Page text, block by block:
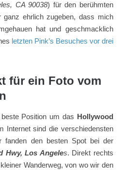
CA 90038) für den berühmten
ehrlich zugeben, dass mich
hat und geschmacklich
letzten Pink’s Besuches vor drei
für ein Foto vom
Position um das Hollywood
Internet sind die verschiedensten
fanden den besten Spot bei der
Hwy, Los Angeles. Direkt rechts
Wanderweg, von wo wir den